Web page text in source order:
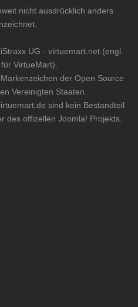
nicht ausdrücklich anders
UG - virtuemart.net(engl.
VirtueMart).
der Open Source
Vereinigten Staaten.
sind kein Bestandteil
des offizellen Joomla! Projekts.